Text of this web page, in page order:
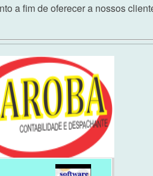
a fim de oferecer a nossos